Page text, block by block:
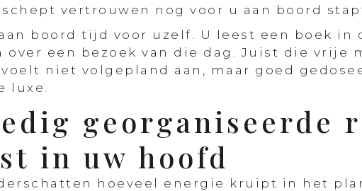
vertrouwen nog voor u aan boord
boord tijd voor uzelf. U leest een boek in
over een bezoek van die dag. Juist die vrije
niet volgepland aan, maar goed
luxe.
georganiseerde
in uw hoofd
hoeveel energie kruipt in het